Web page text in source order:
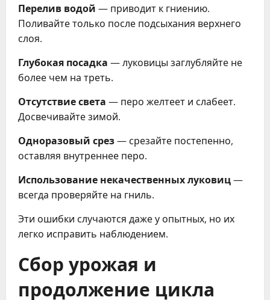
Перелив водой — приводит к гниению.
Поливайте только после подсыхания верхнего
слоя.
Глубокая посадка — луковицы заглубляйте не
более чем на треть.
Отсутствие света — перо желтеет и слабеет.
Досвечивайте зимой.
Одноразовый срез— срезайте постепенно,
оставляя внутреннее перо.
Использование некачественных луковиц—
всегда проверяйте на гниль.
Эти ошибки случаются даже у опытных, но их
легко исправить наблюдением.
Сбор урожая и
продолжение цикла